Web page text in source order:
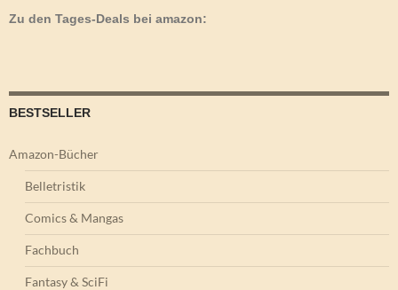
Zu den Tages-Deals bei amazon:
BESTSELLER
Amazon-Bücher
Belletristik
Comics & Mangas
Fachbuch
Fantasy & SciFi